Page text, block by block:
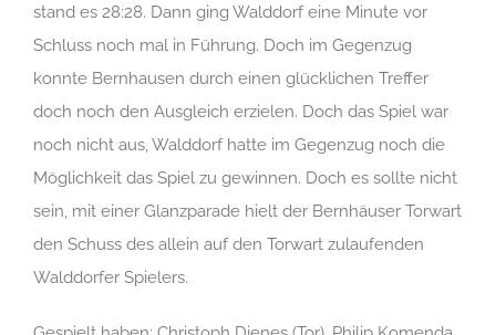
stand es 28:28. Dann ging Walddorf eine Minute vor
Schluss noch mal in Führung. Doch im Gegenzug
konnte Bernhausen durch einen glücklichen Treffer
doch noch den Ausgleich erzielen. Doch das Spiel war
noch nicht aus, Walddorf hatte im Gegenzug noch die
Möglichkeit das Spiel zu gewinnen. Doch es sollte nicht
sein, mit einer Glanzparade hielt der Bernhäuser Torwart
den Schuss des allein auf den Torwart zulaufenden
Walddorfer Spielers.